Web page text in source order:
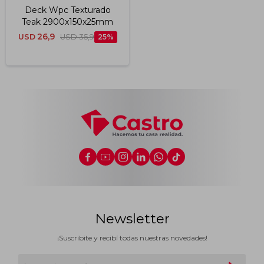
Deck Wpc Texturado
Teak 2900x150x25mm
USD 26,9 USD 35,9 25
     
Newsletter
¡Suscribite y recibí todas nuestras novedades!